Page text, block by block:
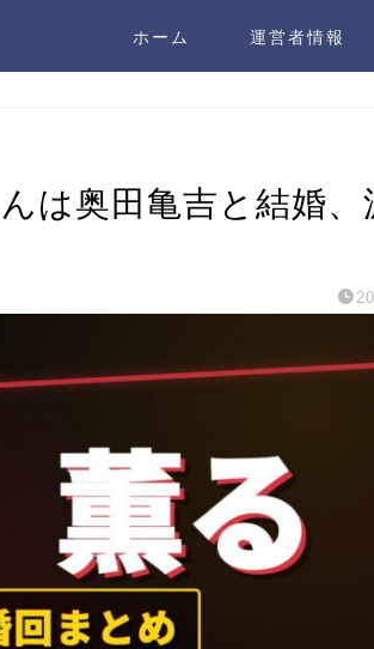
ホーム 運営者情報
は奥田亀吉と結婚、